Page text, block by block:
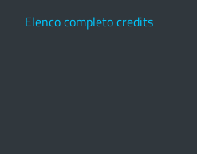
Elenco completo credits